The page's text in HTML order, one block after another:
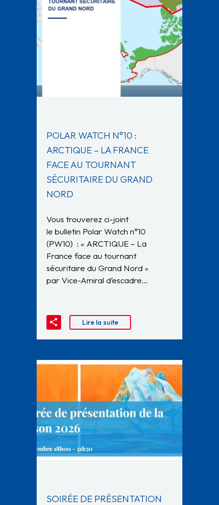
POLAR WATCH N°10 :
ARCTIQUE – LA FRANCE
FACE AU TOURNANT
SÉCURITAIRE DU GRAND
NORD
Vous trouverez ci-joint
le bulletin Polar Watch n°10
(PW10) : « ARCTIQUE – La
France face au tournant
sécuritaire du Grand Nord »
par Vice-Amiral d’escadre…
Lire la suite
SOIRÉE DE PRÉSENTATION